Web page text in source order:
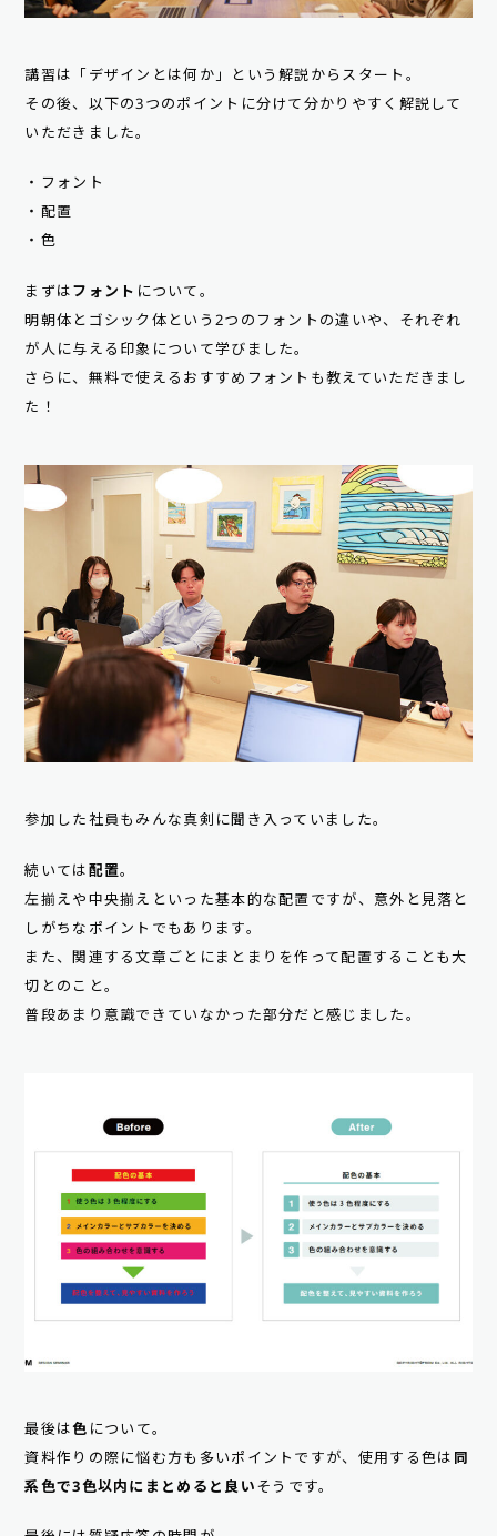
講習は「デザインとは何か」という解説からスタート。
その後、以下の3つのポイントに分けて分かりやすく解説して
いただきました。
・フォント
・配置
・色
まずは フォント について。
明朝体とゴシック体という2つのフォントの違いや、それぞれ
が人に与える印象について学びました。
さらに、無料で使えるおすすめフォントも教えていただきまし
た！
参加した社員もみんな真剣に聞き入っていました。
続いては 配置。
左揃えや中央揃えといった基本的な配置ですが、意外と見落と
しがちなポイントでもあります。
また、関連する文章ごとにまとまりを作って配置することも大
切とのこと。
普段あまり意識できていなかった部分だと感じました。
最後は色 について。
資料作りの際に悩む方も多いポイントですが、使用する色は 同
系色で3色以内にまとめると良い そうです。